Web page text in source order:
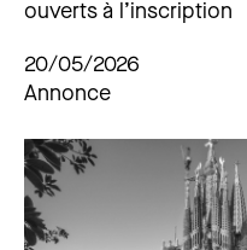
ouverts à l’inscription
20/05/2026
Annonce